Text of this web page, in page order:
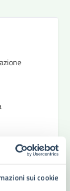
sui cookie